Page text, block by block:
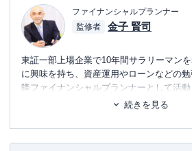
ファイナンシャルプランナー
監修者
金子 賢司
東証一部上場企業で10年間サラリーマン
に興味を持ち、資産運用やローンなどの
降ファイナンシャルプランナーとして活動
のお金に関する相談、北海道のテレビ番組
フィットネス。健康とお金、豊かなライ
践・発信しています。
続きを見る